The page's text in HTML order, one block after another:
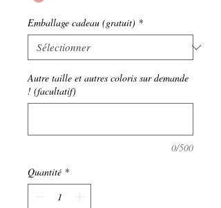
Emballage cadeau (gratuit) *
Autre taille et autres coloris sur demande
! (facultatif)
0/500
Quantité *